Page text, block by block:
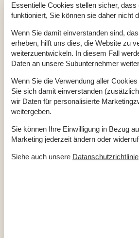
Gesamte Ausstattung
Bitte beachten
Keine Jugendgruppen auf Anfrage
Rauchen ist verboten
Draußen
Geschäft 1 km
Grill 1
Größe des Grundstücks 800 m²
Holzsteg
Landschaftsgarten
Meer 200 m
Parkplatz beim Haus
Terrasse 15 m²
Überdachte Terrasse 24 m²
Einrichtung
Essentielle Cookies stellen sicher, dass
funktioniert, Sie können sie daher nicht
Wenn Sie damit einverstanden sind,
erheben, hilft uns dies, die Website zu
weiterzuentwickeln. In diesem Fall
Daten an unsere Subunternehmer
Wenn Sie die Verwendung aller
Sie sich damit einverstanden
wir Daten für personalisierte
weitergeben.
Sie können Ihre Einwilligung in Bezug
Marketing jederzeit ändern oder
Siehe auch unsere Datanschutzrichtlinie